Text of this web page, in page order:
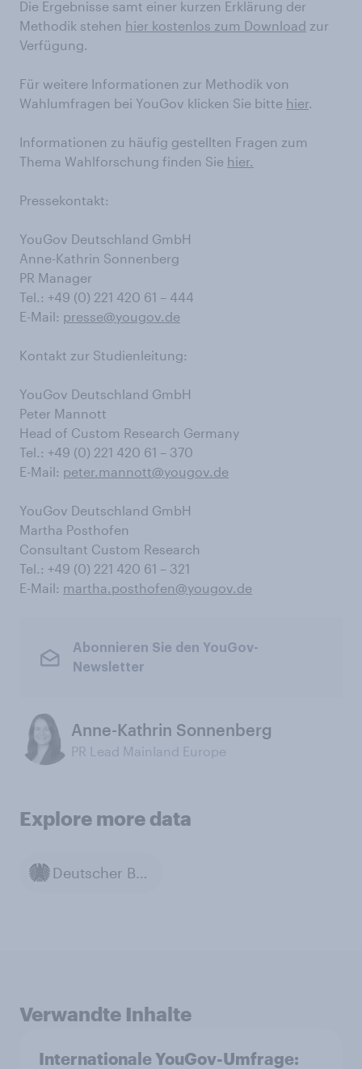
Die Ergebnisse samt einer kurzen Erklärung der
Methodik stehen hier kostenlos zum Download zur
Verfügung.
Für weitere Informationen zur Methodik von
Wahlumfragen bei YouGov klicken Sie bitte hier.
Informationen zu häufig gestellten Fragen zum
Thema Wahlforschung finden Sie hier.
Pressekontakt:
YouGov Deutschland GmbH
Anne-Kathrin Sonnenberg
PR Manager
Tel.: +49 (0) 221 420 61 – 444
E-Mail: presse@yougov.de
Kontakt zur Studienleitung:
YouGov Deutschland GmbH
Peter Mannott
Head of Custom Research Germany
Tel.: +49 (0) 221 420 61 – 370
E-Mail: peter.mannott@yougov.de
YouGov Deutschland GmbH
Martha Posthofen
Consultant Custom Research
Tel.: +49 (0) 221 420 61 – 321
E-Mail: martha.posthofen@yougov.de
Abonnieren Sie den YouGov-
Newsletter
Anne-Kathrin Sonnenberg
PR Lead Mainland Europe
Explore more data
Deutscher Bundestag
Verwandte Inhalte
Internationale YouGov-Umfrage: